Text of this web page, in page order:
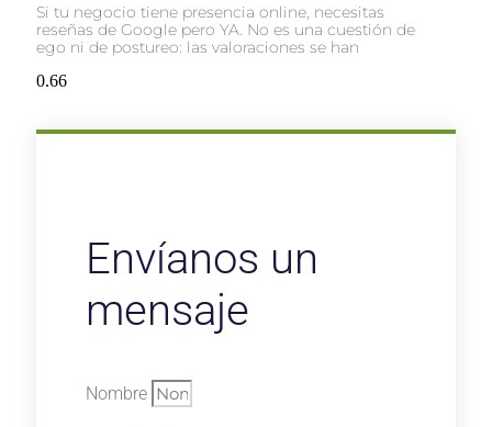
Si tu negocio tiene presencia online, necesitas
reseñas de Google pero YA. No es una cuestión de
ego ni de postureo: las valoraciones se han
Envíanos un
mensaje
Nombre